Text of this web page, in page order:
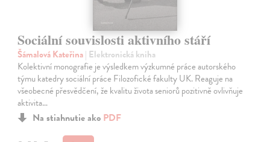
Sociální souvislosti aktivního stáří
Šámalová Kateřina| Elektronická kniha
Kolektivní monografie je výsledkem výzkumné práce autorského
týmu katedry sociální práce Filozofické fakulty UK. Reaguje na
všeobecné přesvědčení, že kvalitu života seniorů pozitivně ovlivňuje
aktivita…
Na stiahnutie ako PDF